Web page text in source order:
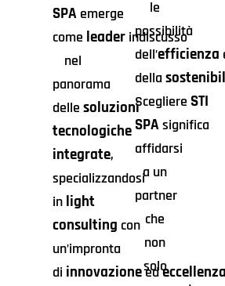
SPA emerge
come leader indiscusso
nel
panorama
dellesoluzioni
tecnologiche
integrate,
specializzandosi
in light
consulting con
un’impronta
di innovazioneedeccellenza
le
possibilità
dell’efficienza
della
Scegliere STI
SPA significa
affidarsi
a un
partner
che
non
solo